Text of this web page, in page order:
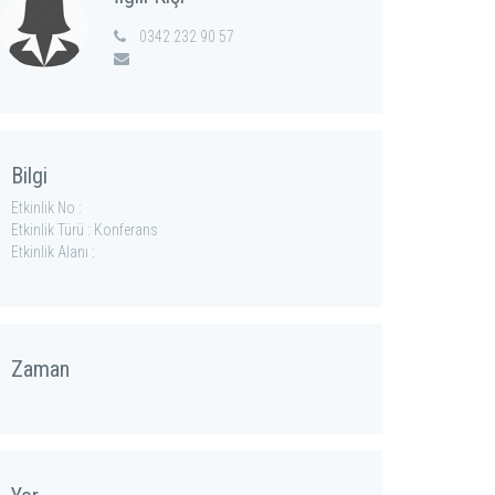
0342 232 90 57
Bilgi
Etkinlik No :
Etkinlik Türü : Konferans
Etkinlik Alanı :
Zaman